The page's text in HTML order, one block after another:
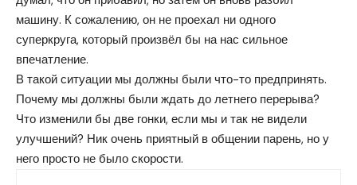
машину. К сожалению, он не проехал ни одного
суперкруга, который произвёл бы на нас сильное
впечатление.
В такой ситуации мы должны были что-то предпринять.
Почему мы должны были ждать до летнего перерыва?
Что изменили бы две гонки, если мы и так не видели
улучшений? Ник очень приятный в общении парень, но у
него просто не было скорости.